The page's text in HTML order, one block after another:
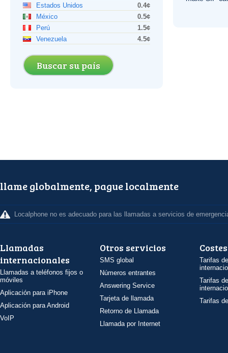
Estados Unidos
0.4¢
México
0.5¢
Perú
1.5¢
Venezuela
4.5¢
Buscar su país
llame globalmente, pague localmente
Localphone no es adecuado para las llamadas a servicios de
Llamadas
internacionales
Llamadas a teléfonos fijos o
móviles
Aplicación para iPhone
Aplicación para Android
VoIP
Otros servicios
SMS global
Números entrantes
Answering Service
Tarjeta de llamada
Retorno de Llamada
Llamada por Internet
Costes
Tarifas
Tarifas
Tarifas